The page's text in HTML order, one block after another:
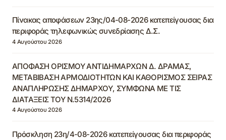
Πίνακας αποφάσεων 23ης/04-08-2026 κατεπείγουσας δια
περιφοράς τηλεφωνικώς συνεδρίασης Δ.Σ.
4 Αυγούστου 2026
ΑΠΟΦΑΣΗ ΟΡΙΣΜΟΥ ΑΝΤΙΔΗΜΑΡΧΩΝ Δ. ΔΡΑΜΑΣ,
ΜΕΤΑΒΙΒΑΣΗ ΑΡΜΟΔΙΟΤΗΤΩΝ ΚΑΙ ΚΑΘΟΡΙΣΜΟΣ ΣΕΙΡΑΣ
ΑΝΑΠΛΗΡΩΣΗΣ ΔΗΜΑΡΧΟΥ, ΣΥΜΦΩΝΑ ΜΕ ΤΙΣ
ΔΙΑΤΑΞΕΙΣ ΤΟΥ Ν.5314/2026
4 Αυγούστου 2026
Πρόσκληση 23η/4-08-2026 κατεπείγουσας δια περιφοράς